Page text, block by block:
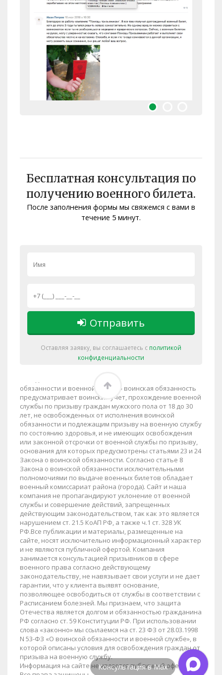
Бесплатная консультация по
получению военного билета.
После заполнения формы мы свяжемся с вами в
течение 5 минут.
Отправить
Оставляя заявку, вы соглашаетесь с политикой
конфиденциальности
Консультация в Max
Помощь призывникам
2013-2026.г. Елец,ул. Орджоникидзе, д. 6 , тел.:8-
Важно! Решение об освобождении, призыве на военную
службу или предоставлении отсрочки от исполнения
воинской обязанности принимается исключительно
обязанности и военной службе» воинская обязанность
предусматривает воинский учет, прохождение военной
службы по призыву граждан мужского пола от 18 до 30
лет, не освобожденных от исполнения воинской
обязанности и подлежащим призыву на военную службу
по состоянию здоровья, и не имеющих освобождения
или законной отсрочки от военной службы по призыву,
основания для которых предусмотрены статьями 23 и 24
Закона о воинской обязанности. Согласно статье 8
Закона о воинской обязанности исключительными
полномочиями по выдаче военных билетов обладает
военный комиссариат района (города). Сайт и наша
компания не пропагандируют уклонение от военной
службы и совершение действий, запрещенных
действующим законодательством, так как это является
нарушением ст. 21.5 КоАП РФ, а также ч.1 ст. 328 УК
РФ.Все публикации и материалы, размещенные на
сайте, носят исключительно информационный характер
и не являются публичной офертой. Компания
занимается консультацией призывников в сфере
военного права согласно действующему
законодательству, не навязывает свои услуги и не дает
гарантии, что у клиента выявят основание,
позволяющее освободиться от службы в соответствии с
Расписанием болезней. Мы признаем, что защита
Отечества является долгом и обязанностью гражданина
РФ согласно ст. 59 Конституции РФ. При использовании
слова «законно» мы ссылаемся на ст. 23 ФЗ от 28.03.1998
N 53-ФЗ «О воинской обязанности и военной службе», в
которой описаны условия для освобождения граждан от
призыва на военную службу.
Информация на сайте не является публичной офертой.